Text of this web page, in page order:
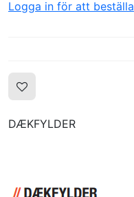
Logga in för att beställa
DÆKFYLDER